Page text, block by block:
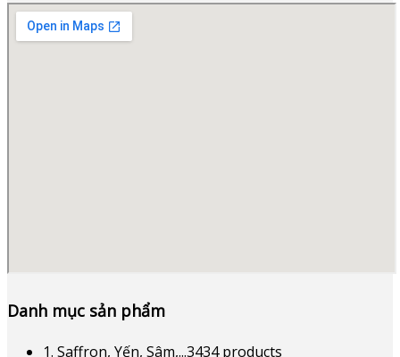
Danh mục sản phẩm
1. Saffron, Yến, Sâm,...3434 products